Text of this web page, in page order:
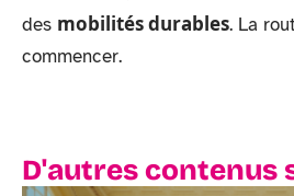
des mobilités durables. La
commencer.
D'autres contenus